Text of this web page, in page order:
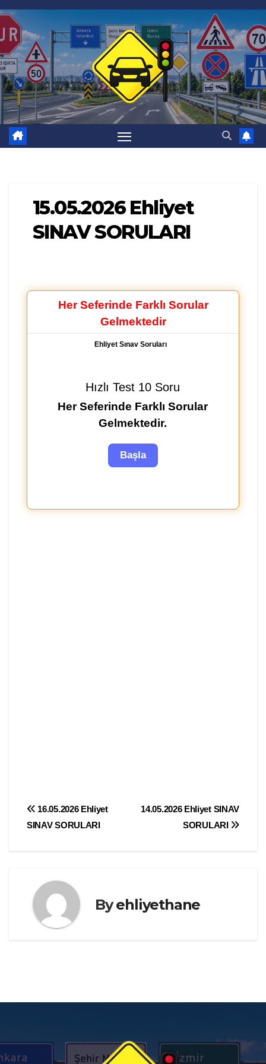
Skip
to
content
15.05.2026 Ehliyet
SINAV SORULARI
Her Seferinde Farklı Sorular
Gelmektedir
Ehliyet Sınav Soruları
Hızlı Test 10 Soru
Her Seferinde Farklı Sorular
Gelmektedir.
Yazı
14.05.2026 Ehliyet SINAV
SORULARI
16.05.2026 Ehliyet
SINAV SORULARI
Byehliyethane